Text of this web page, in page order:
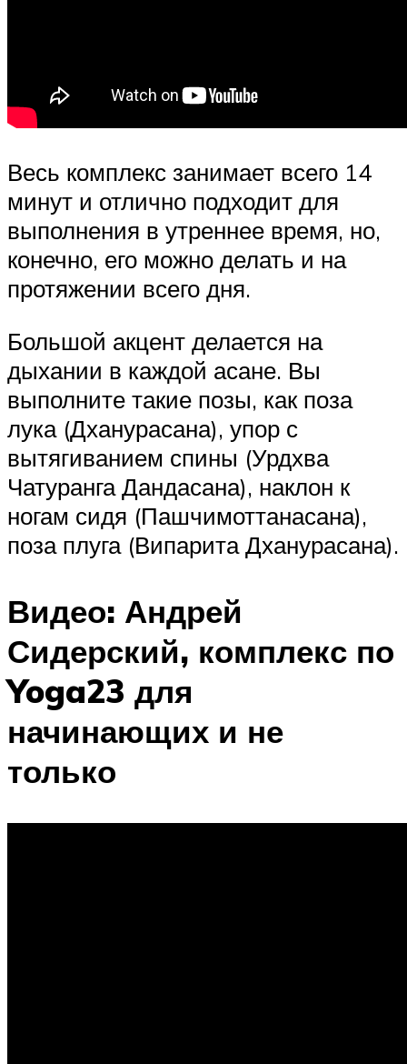
Весь комплекс занимает всего 14
минут и отлично подходит для
выполнения в утреннее время, но,
конечно, его можно делать и на
протяжении всего дня.
Большой акцент делается на
дыхании в каждой асане. Вы
выполните такие позы, как поза
лука (Дханурасана), упор с
вытягиванием спины (Урдхва
Чатуранга Дандасана), наклон к
ногам сидя (Пашчимоттанасана),
поза плуга (Випарита Дханурасана).
Видео: Андрей
Сидерский, комплекс по
Yoga23 для
начинающих и не
только